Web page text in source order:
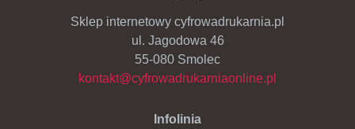
Zestawy naklejek i arkusze z naklejkami
Naklejki ekonomiczne
Polityka plików cookie
Sklep internetowy cyfrowadrukarnia.pl
ul. Jagodowa 46
55-080 Smolec
kontakt@cyfrowadrukarniaonline.pl
Infolinia